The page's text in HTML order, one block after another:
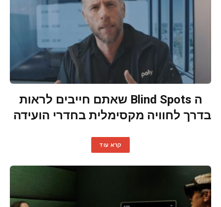
ה Blind Spots שאתם חייבים לראות
בדרך לחוויה מקסימלית בחדרי הועידה
קרא עוד